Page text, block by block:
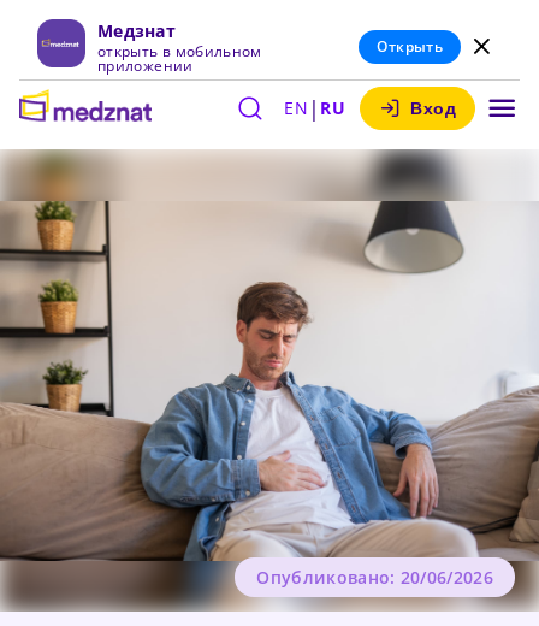
Медзнат
открыть в мобильном
приложении
Открыть
EN | RU Вход
Опубликовано: 20/06/2026